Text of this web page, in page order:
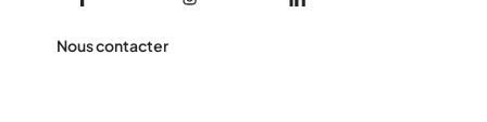
Nous contacter